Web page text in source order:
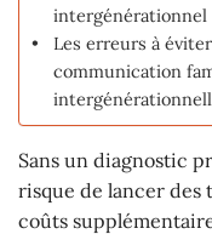
intergénérationnel
Les erreurs à
communication
Sans un diagnostic
risque de lancer des
coûts